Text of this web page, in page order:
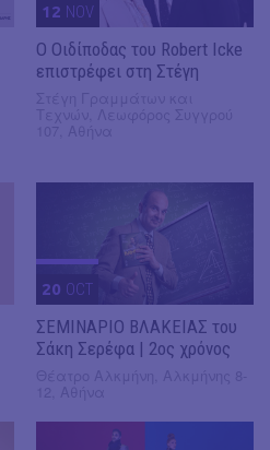
12 NOV
O Οιδίποδας του Robert Icke
επιστρέφει στη Στέγη
20 OCT
ΣΕΜΙΝΑΡΙΟ ΒΛΑΚΕΙΑΣ του
Σάκη Σερέφα | 2ος χρόνος